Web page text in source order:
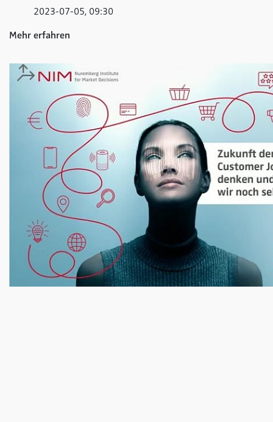
2023-07-05, 09:30
Mehr erfahren